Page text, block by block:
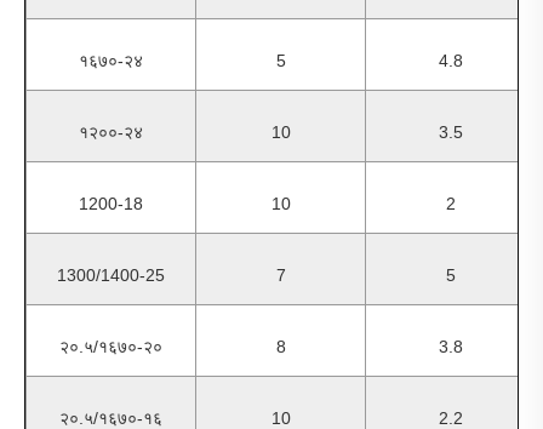
१६७०-२४ 5 4.8
१२००-२४ 10 3.5
1200-18 10 2
1300/1400-25 7 5
२०.५/१६७०-२० 8 3.8
२०.५/१६७०-१६ 10 2.2